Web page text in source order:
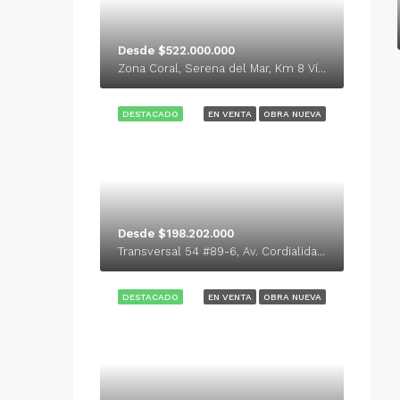
Desde $522.000.000
EN VENTA OBRA NUEVA
DESTACADO
Desde $198.202.000
EN VENTA OBRA NUEVA
DESTACADO